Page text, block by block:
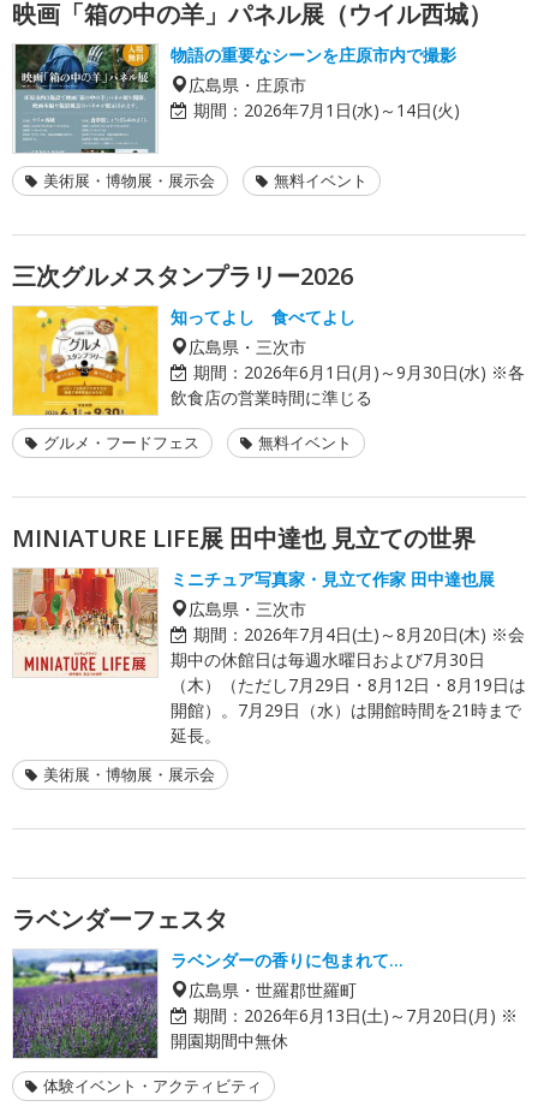
映画「箱の中の羊」パネル展（ウイル西城）
物語の重要なシーンを庄原市内で撮影
広島県・庄原市
期間： 2026年7月1日(水)～14日(火)
美術展・博物展・展示会 無料イベント
三次グルメスタンプラリー2026
知ってよし 食べてよし
広島県・三次市
期間： 2026年6月1日(月)～9月30日(水) ※各
飲食店の営業時間に準じる
グルメ・フードフェス 無料イベント
MINIATURE LIFE展 田中達也 見立ての世界
ミニチュア写真家・見立て作家 田中達也展
広島県・三次市
期間： 2026年7月4日(土)～8月20日(木) ※会
期中の休館日は毎週水曜日および7月30日
（木）（ただし7月29日・8月12日・8月19日は
開館）。7月29日（水）は開館時間を21時まで
延長。
美術展・博物展・展示会
ラベンダーフェスタ
ラベンダーの香りに包まれて…
広島県・世羅郡世羅町
期間： 2026年6月13日(土)～7月20日(月) ※
開園期間中無休
体験イベント・アクティビティ